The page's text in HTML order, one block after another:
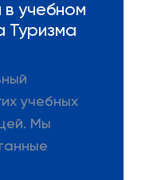
в учебном
Туризма
учебных
Мы